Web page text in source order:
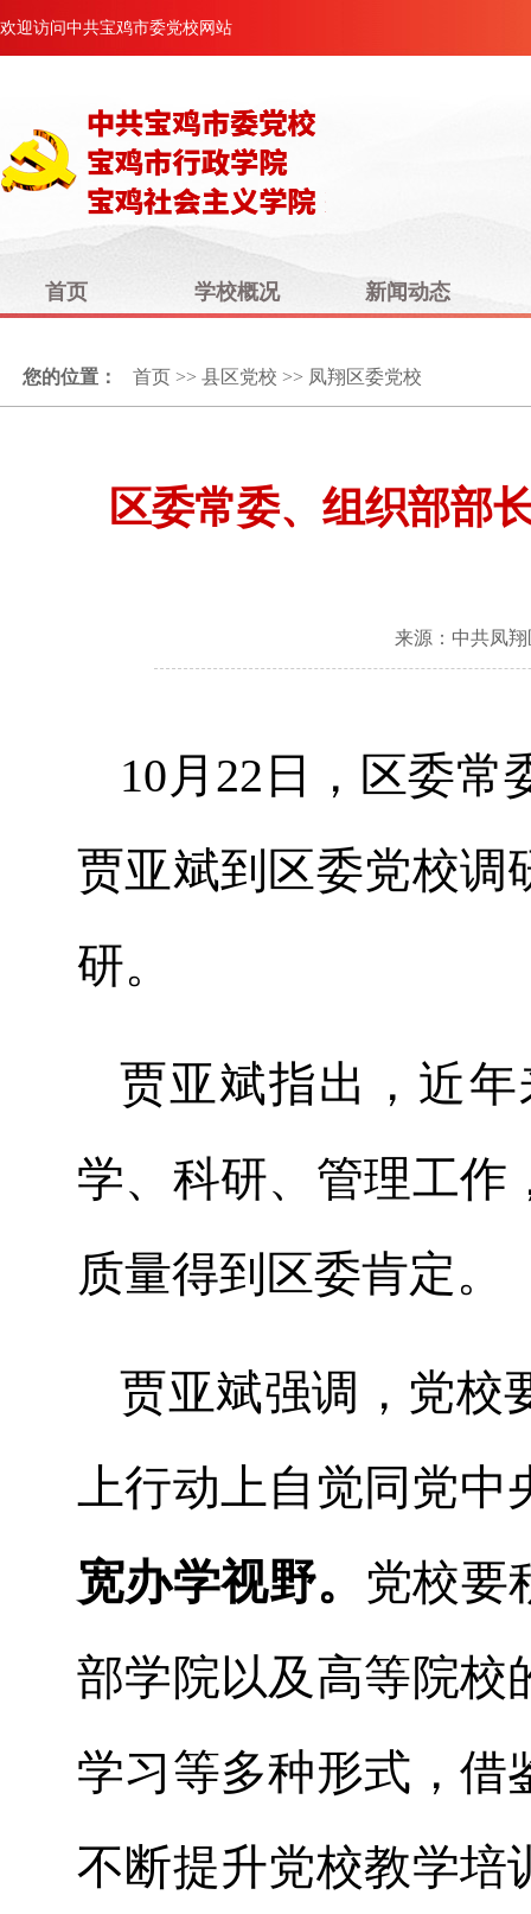
欢迎访问中共宝鸡市委党校网站
首页 学校概况 新闻动态
您的位置： 首页>> 县区党校 >> 凤翔区委党校
区委常委、组织部部
来源：中共凤
10月22日，区委
贾亚斌到区委党校调
研。
贾亚斌指出，近
学、科研、管理工作
质量得到区委肯定。
贾亚斌强调，党校
上行动上自觉同党中
宽办学视野。 党校要
部学院以及高等院校
学习等多种形式，借
不断提升党校教学培